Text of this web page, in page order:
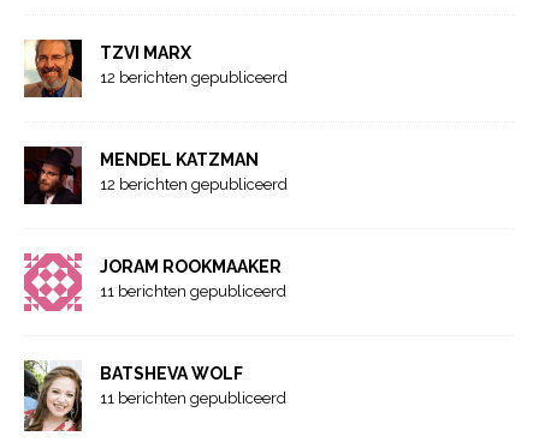
TZVI MARX
12 berichten gepubliceerd
MENDEL KATZMAN
12 berichten gepubliceerd
JORAM ROOKMAAKER
11 berichten gepubliceerd
BATSHEVA WOLF
11 berichten gepubliceerd